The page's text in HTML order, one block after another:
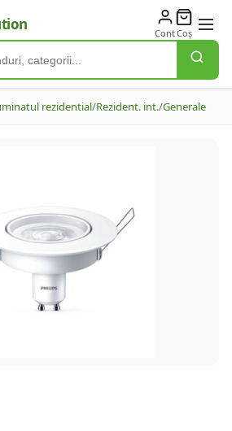
ContCoș
rezidential/Rezident. int./Generale